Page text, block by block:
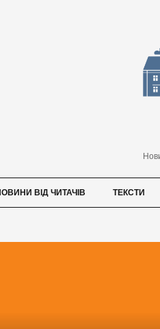
ВІД ЧИТАЧІВ ТЕКСТИ